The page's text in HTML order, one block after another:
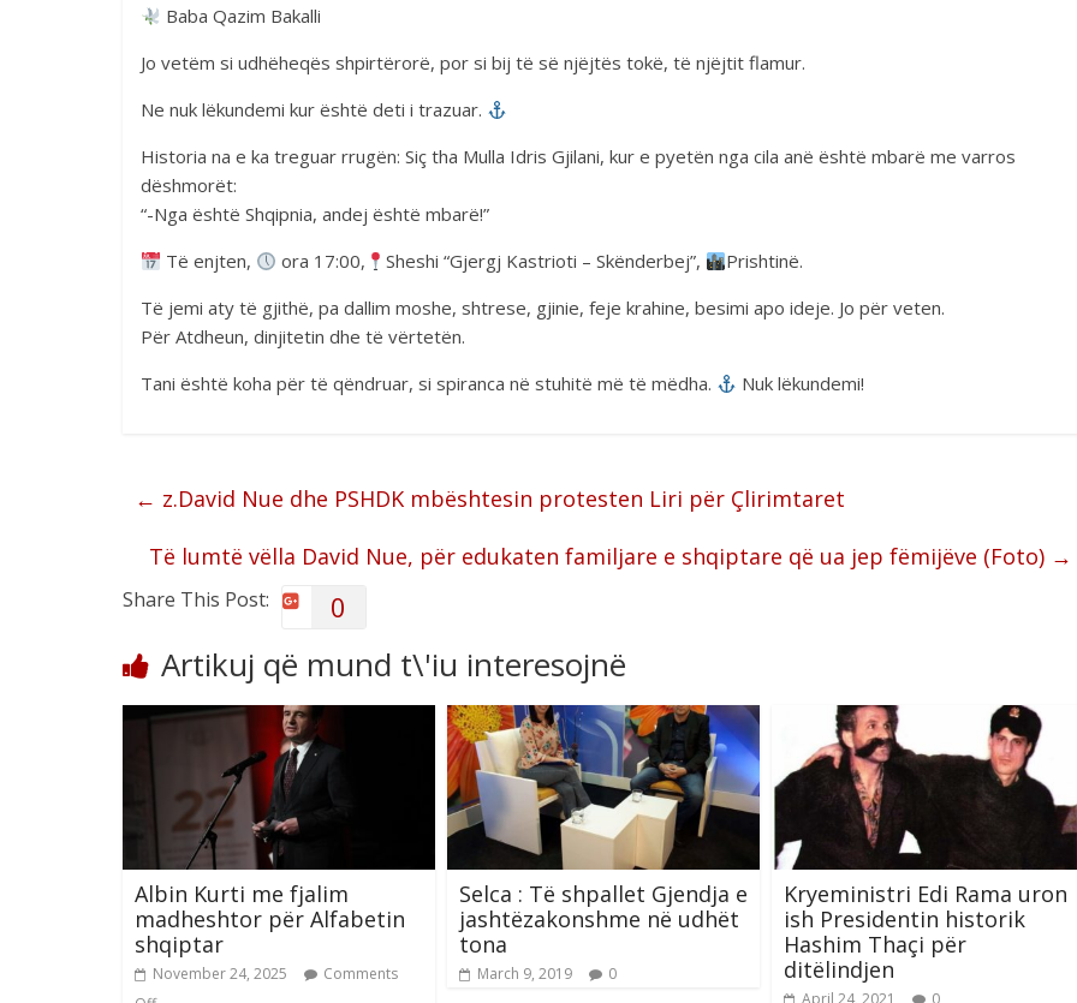
Baba Qazim Bakalli
Jo vetëm si udhëheqës shpirtërorë, por si bij të së njëjtës tokë, të njëjtit flamur.
Ne nuk lëkundemi kur është deti i trazuar.
Historia na e ka treguar rrugën: Siç tha Mulla Idris Gjilani, kur e pyetën nga cila anë është mbarë me varros
dëshmorët:
“-Nga është Shqipnia, andej është mbarë!”
Të enjten,
ora 17:00, Sheshi “Gjergj Kastrioti – Skënderbej”,
Prishtinë.
Të jemi aty të gjithë, pa dallim moshe, shtrese, gjinie, feje krahine, besimi apo ideje. Jo për veten.
Për Atdheun, dinjitetin dhe të vërtetën.
Tani është koha për të qëndruar, si spiranca në stuhitë më të mëdha.
Nuk lëkundemi!
← z.David Nue dhe PSHDK mbështesin protesten Liri për Çlirimtaret
Të lumtë vëlla David Nue, për edukaten familjare e shqiptare që ua jep fëmijëve (Foto) →
Share This Post: 0
Artikuj që mund t\'iu interesojnë
Albin Kurti me fjalim
madheshtor për Alfabetin
shqiptar
November 24, 2025
Comments
Selca : Të shpallet Gjendja e
jashtëzakonshme në udhët
tona
March 9, 2019 0
Kryeministri Edi Rama uron
ish Presidentin historik
Hashim Thaçi për
ditëlindjen
April 24, 2021 0